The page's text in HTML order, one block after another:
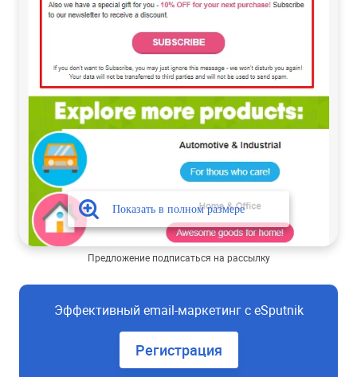
Предложение подписаться на рассылку
Эффективный email-маркетинг с eSputnik
Регистрация